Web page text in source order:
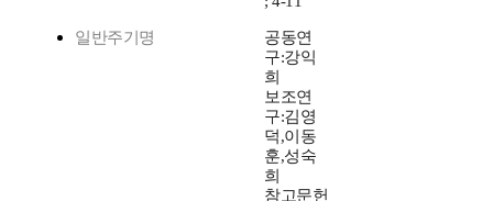
일반주기명
공동연
구:강익
희
보조연
구:김영
덕,이동
훈,성숙
희
참고문헌